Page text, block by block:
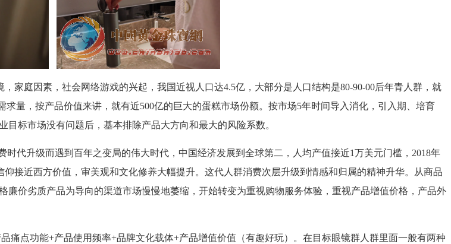
家庭因素，社会网络游戏的兴起，我国近视人口达4.5亿，大部分是人口结构是80-90-00后年青人群，就
量，按产品价值来讲，就有近500亿的巨大的蛋糕市场份额。按市场5年时间导入消化，引入期、培育
标市场没有问题后，基本排除产品大方向和最大的风险系数。
代升级而遇到百年之变局的伟大时代，中国经济发展到全球第二，人均产值接近1万美元门槛，2018年
接近西方价值，审美观和文化修养大幅提升。这代人群消费次层升级到情感和归属的精神升华。从商品
价劣质产品为导向的渠道市场慢慢地萎缩，开始转变为重视购物服务体验，重视产品增值价格，产品外
痛点功能+产品使用频率+品牌文化载体+产品增值价值（有趣好玩）。在目标眼镜群人群里面一般有两种